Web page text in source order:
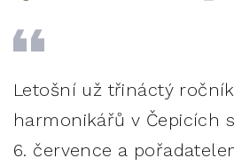
Letošní už třináctý
harmonikářů v Čepicích
6. července a